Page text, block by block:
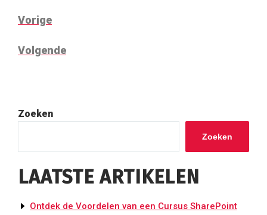
BERICHT
NAVIGATIE
Vorig
Vorige
Volgend
Volgende
Zoeken
Zoeken
LAATSTE ARTIKELEN
Ontdek de Voordelen van een Cursus SharePoint